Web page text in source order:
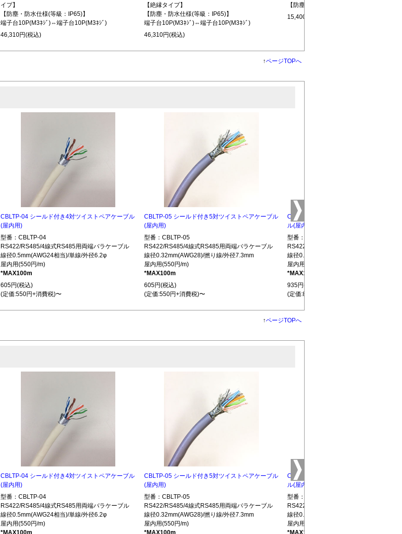
イプ】
【防塵・防水仕様(等級：IP65)】
端子台10P(M3ﾈｼﾞ)⇔端子台10P(M3ﾈｼﾞ)
46,310円(税込)
【絶縁タイプ】
【防塵・防水仕様(等級：IP65)】
端子台10P(M3ﾈｼﾞ)⇔端子台10P(M3ﾈｼﾞ)
46,310円(税込)
【防塵・防水仕様(等級：IP65)】
15,400円(税込)
↑ページTOPへ
CBLTP-04 シールド付き4対ツイストペアケーブル
(屋内用)
型番：CBLTP-04
RS422/RS485/4線式RS485用両端バラケーブル
線径0.5mm(AWG24相当)/単線/外径6.2φ
屋内用(550円/m)
*MAX100m
605円(税込)
(定価:550円+消費税)〜
CBLTP-05 シールド付き5対ツイストペアケーブル
(屋内用)
型番：CBLTP-05
RS422/RS485/4線式RS485用両端バラケーブル
線径0.32mm(AWG28)/撚り線/外径7.3mm
屋内用(550円/m)
*MAX100m
605円(税込)
(定価:550円+消費税)〜
CBLTP-10 シールド付き10対ツイストペ
ル(屋内用)
型番：CBLTP-10
RS422/RS485/4線式RS485用両端バラケ
線径0.32mm(AWG28)/撚り線/外径12.7mm
屋内用(850円/m)
*MAX100m
935円(税込)
(定価:850円+消費税)〜
↑ページTOPへ
CBLTP-04 シールド付き4対ツイストペアケーブル
(屋内用)
型番：CBLTP-04
RS422/RS485/4線式RS485用両端バラケーブル
線径0.5mm(AWG24相当)/単線/外径6.2φ
屋内用(550円/m)
CBLTP-05 シールド付き5対ツイストペアケーブル
(屋内用)
型番：CBLTP-05
RS422/RS485/4線式RS485用両端バラケーブル
線径0.32mm(AWG28)/撚り線/外径7.3mm
屋内用(550円/m)
CBLTP-10 シールド付き10対ツイストペ
ル(屋内用)
型番：CBLTP-10
RS422/RS485/4線式RS485用両端バラケ
線径0.32mm(AWG28)/撚り線/外径12.7mm
屋内用(850円/m)